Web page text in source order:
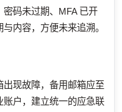
码未过期、MFA 已开
内容，方便未来追溯。
现故障，备用邮箱应至
户，建立统一的应急联